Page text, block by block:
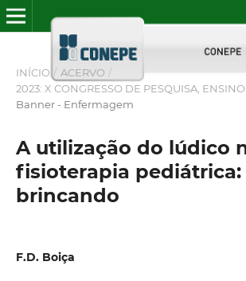
INÍCIO / ACERVO /
2023: X CONGRESSO DE PESQUISA,
Banner - Enfermagem
A utilização do lúdico
fisioterapia
brincando
F.D. Boiça